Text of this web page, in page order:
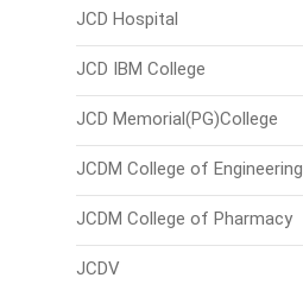
JCD Hospital
JCD IBM College
JCD Memorial(PG)College
JCDM College of Engineering
JCDM College of Pharmacy
JCDV